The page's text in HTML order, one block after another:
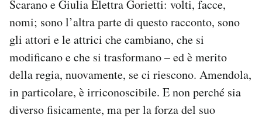
Scarano e Giulia Elettra Gorietti: volti, facce,
nomi; sono l’altra parte di questo racconto, sono
gli attori e le attrici che cambiano, che si
modificano e che si trasformano – ed è merito
della regia, nuovamente, se ci riescono. Amendola,
in particolare, è irriconoscibile. E non perché sia
diverso fisicamente, ma per la forza del suo